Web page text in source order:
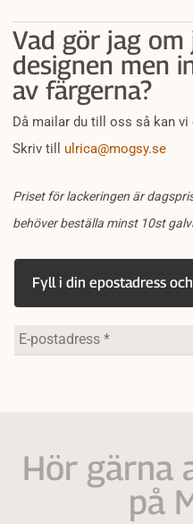
Vad gör jag
designen men
av färgerna?
Då mailar du till oss så kan
Skriv till ulrica@mogsy.se
Priset för lackeringen är
behöver beställa minst 10st
Hör gärna
på